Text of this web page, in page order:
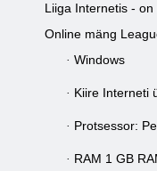
Liiga Internetis -
Online mäng
· Windows
· Kiire Interneti
· Protsessor:
· RAM 1 GB